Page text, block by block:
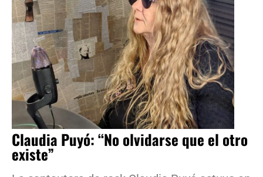
Claudia Puyó: “No olvidarse que el otro
existe”